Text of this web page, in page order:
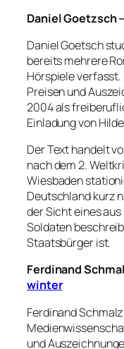
Daniel Goetzsch –
Daniel Goetsch
bereits mehrere
Hörspiele
Preisen und
2004 als
Einladung von
Der Text handelt
nach dem 2.
Wiesbaden
Deutschland kurz
der Sicht eines
Soldaten
Staatsbürger ist.
Ferdinand
winter
Ferdinand
und